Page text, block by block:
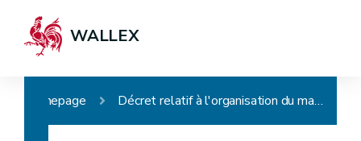
WALLEX
Homepage Décret relatif à l'organisation du marché régional de l'électricité